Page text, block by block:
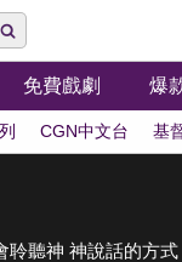
免費戲劇 爆
CGN中文台 基
聽神 神說話的方式